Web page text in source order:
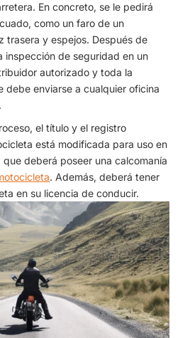
En concreto, se le pedirá
como un faro de un
trasera y espejos. Después de
inspección de seguridad en un
autorizado y toda la
debe enviarse a cualquier oficina
el título y el registro
está modificada para uso en
deberá poseer una calcomanía
. Además, deberá tener
en su licencia de conducir.